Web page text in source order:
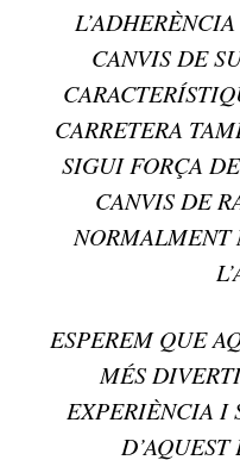
CANVIS DE
CARRETERA
SIGUI FORÇA
CANVIS DE
NORMALMENT
ESPEREM QUE
MÉS
EXPERIÈNCIA I